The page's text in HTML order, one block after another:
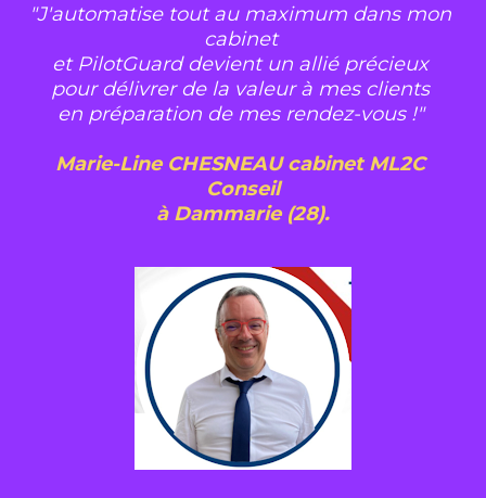
"J'automatise tout au maximum dans mon
cabinet
et PilotGuard devient un allié précieux
pour délivrer de la valeur à mes clients
en préparation de mes rendez-vous !"
Marie-Line CHESNEAU cabinet ML2C
Conseil
à Dammarie (28).